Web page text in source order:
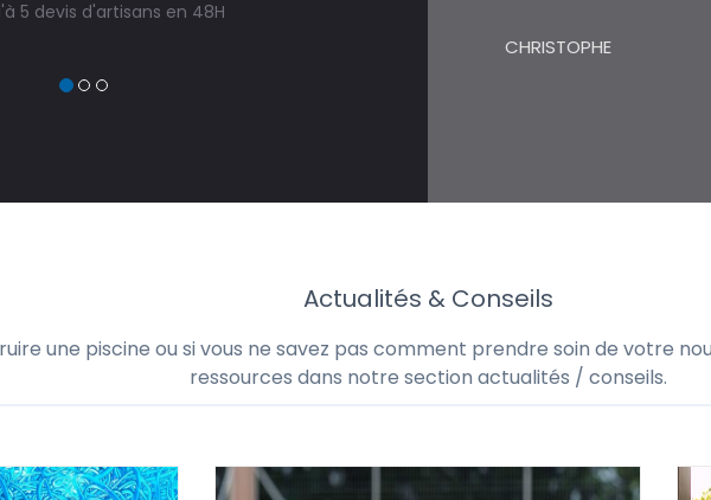
5 devis d'artisans en 48H
CHRISTOPHE
Actualités & Conseils
une piscine ou si vous ne savez pas comment prendre soin de votre
ressources dans notre section actualités / conseils.